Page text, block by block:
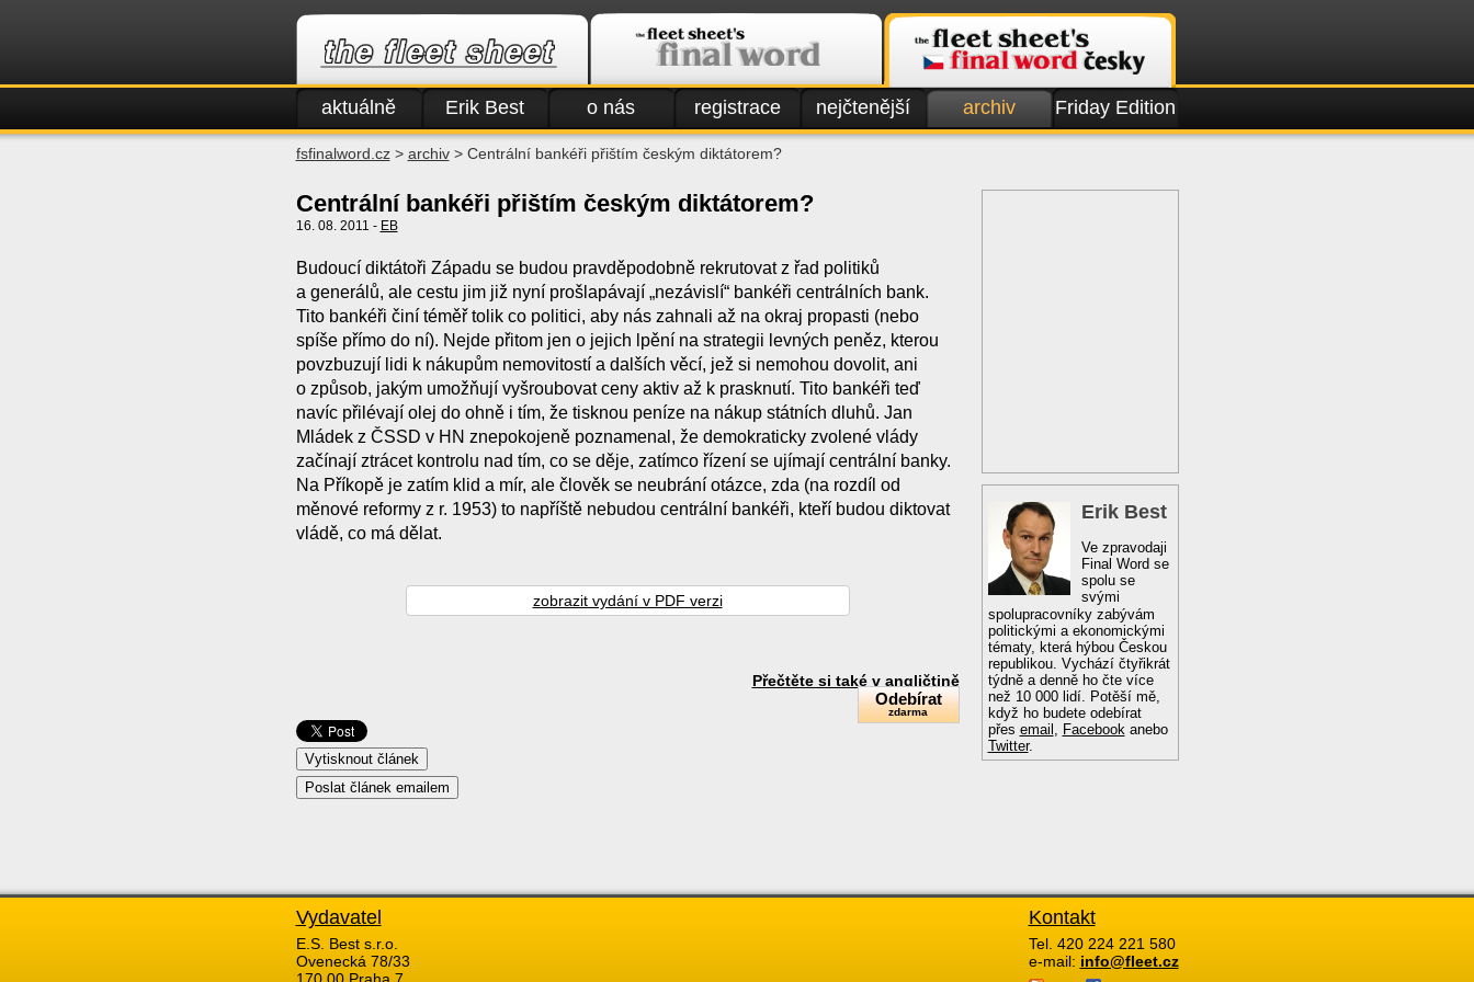
aktuálně Erik Best o nás registrace nejčtenější archiv Friday Edition
fsfinalword.cz> archiv> Centrální bankéři přištím českým diktátorem?
Centrální bankéři přištím českým diktátorem?
16. 08. 2011 - EB
Budoucí diktátoři Západu se budou pravděpodobně rekrutovat z řad politiků
a generálů, ale cestu jim již nyní prošlapávají „nezávislí“ bankéři centrálních bank.
Tito bankéři činí téměř tolik co politici, aby nás zahnali až na okraj propasti (nebo
spíše přímo do ní). Nejde přitom jen o jejich lpění na strategii levných peněz, kterou
povzbuzují lidi k nákupům nemovitostí a dalších věcí, jež si nemohou dovolit, ani
o způsob, jakým umožňují vyšroubovat ceny aktiv až k prasknutí. Tito bankéři teď
navíc přilévají olej do ohně i tím, že tisknou peníze na nákup státních dluhů. Jan
Mládek z ČSSD v HN znepokojeně poznamenal, že demokraticky zvolené vlády
začínají ztrácet kontrolu nad tím, co se děje, zatímco řízení se ujímají centrální banky.
Na Příkopě je zatím klid a mír, ale člověk se neubrání otázce, zda (na rozdíl od
měnové reformy z r. 1953) to napříště nebudou centrální bankéři, kteří budou diktovat
vládě, co má dělat.
zobrazit vydání v PDF verzi
Přečtěte si také v angličtině
Odebírat
zdarma
Erik Best
Ve zpravodaji
Final Word se
spolu se
svými
spolupracovníky zabývám
politickými a ekonomickými
tématy, která hýbou Českou
republikou. Vychází čtyřikrát
týdně a denně ho čte více
než 10 000 lidí. Potěší mě,
když ho budete odebírat
přes email , Facebookanebo
Twitter.
Kontakt
Tel. 420 224 221 580
e-mail: info@fleet.cz
Vydavatel
E.S. Best s.r.o.
Ovenecká 78/33